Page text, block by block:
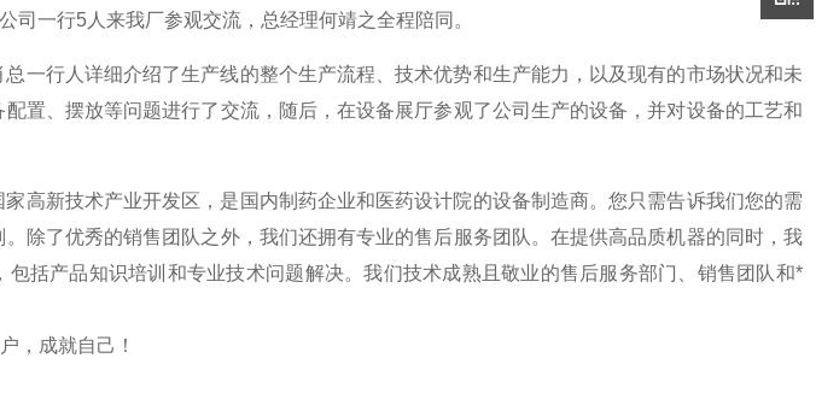
司一行5 人来我厂参观交流，总经理何靖之全程陪同。
一行人详细介绍了生产线的整个生产流程、技术优势和生产能力，以及现有的市场状况和未
置、摆放等问题进行了交流，随后，在设备展厅参观了公司生产的设备，并对设备的工艺和
高新技术产业开发区，是国内制药企业和医药设计院的设备制造商。您只需告诉我们您的需
除了优秀的销售团队之外，我们还拥有专业的售后服务团队。在提供高品质机器的同时，我
括产品知识培训和专业技术问题解决。我们技术成熟且敬业的售后服务部门、销售团队和*
，成就自己！